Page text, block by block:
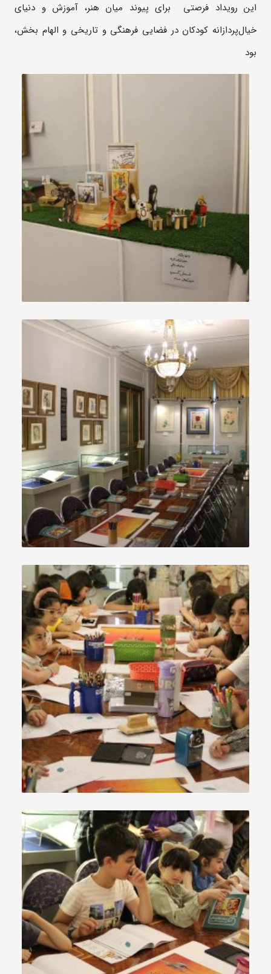
این رویداد فرصتی برای پیوند میان هنر، آموزش و دنیای
خیال‌پردازانه کودکان در فضایی فرهنگی و تاریخی و الهام بخش،
بود